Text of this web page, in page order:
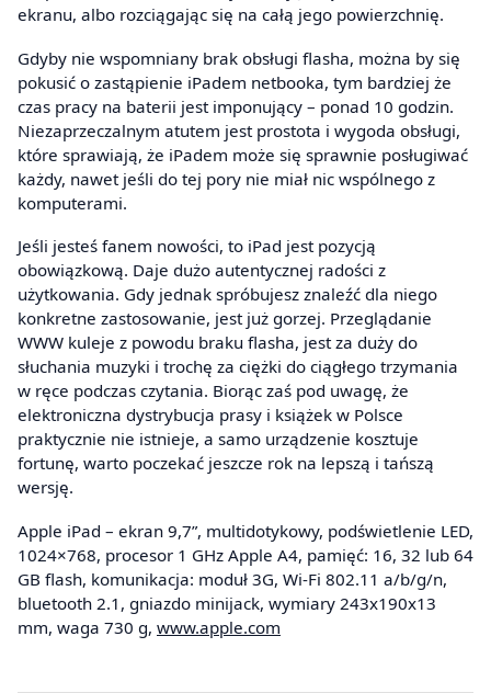
ekranu, albo rozciągając się na całą jego powierzchnię.
Gdyby nie wspomniany brak obsługi flasha, można by się
pokusić o zastąpienie iPadem netbooka, tym bardziej że
czas pracy na baterii jest imponujący – ponad 10 godzin.
Niezaprzeczalnym atutem jest prostota i wygoda obsługi,
które sprawiają, że iPadem może się sprawnie posługiwać
każdy, nawet jeśli do tej pory nie miał nic wspólnego z
komputerami.
Jeśli jesteś fanem nowości, to iPad jest pozycją
obowiązkową. Daje dużo autentycznej radości z
użytkowania. Gdy jednak spróbujesz znaleźć dla niego
konkretne zastosowanie, jest już gorzej. Przeglądanie
WWW kuleje z powodu braku flasha, jest za duży do
słuchania muzyki i trochę za ciężki do ciągłego trzymania
w ręce podczas czytania. Biorąc zaś pod uwagę, że
elektroniczna dystrybucja prasy i książek w Polsce
praktycznie nie istnieje, a samo urządzenie kosztuje
fortunę, warto poczekać jeszcze rok na lepszą i tańszą
wersję.
Apple iPad – ekran 9,7”, multidotykowy, podświetlenie LED,
1024×768, procesor 1 GHz Apple A4, pamięć: 16, 32 lub 64
GB flash, komunikacja: moduł 3G, Wi-Fi 802.11 a/b/g/n,
bluetooth 2.1, gniazdo minijack, wymiary 243x190x13
mm, waga 730 g, www.apple.com